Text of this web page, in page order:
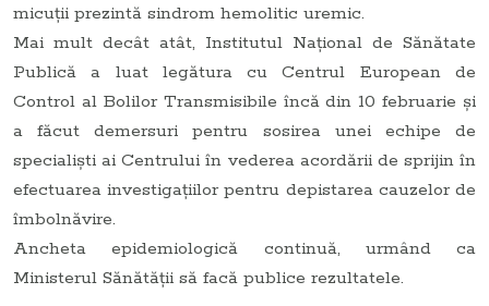
micuţii prezintă sindrom hemolitic uremic.
Mai mult decât atât, Institutul Naţional de Sănătate
Publică a luat legătura cu Centrul European de
Control al Bolilor Transmisibile încă din 10 februarie şi
a făcut demersuri pentru sosirea unei echipe de
specialişti ai Centrului în vederea acordării de sprijin în
efectuarea investigaţiilor pentru depistarea cauzelor de
îmbolnăvire.
Ancheta epidemiologică continuă, urmând ca
Ministerul Sănătăţii să facă publice rezultatele.